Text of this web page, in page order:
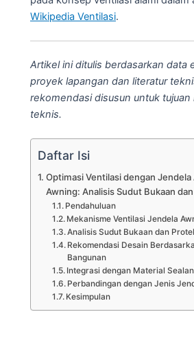
Wikipedia Ventilasi.
Artikel ini ditulis berdasarkan data
proyek lapangan dan literatur
rekomendasi disusun untuk
teknis.
Daftar Isi
Optimasi Ventilasi dengan Jendela
Awning: Analisis Sudut Bukaan
Pendahuluan
Mekanisme Ventilasi Jendela
Analisis Sudut Bukaan dan
Rekomendasi Desain
Bangunan
Integrasi dengan Material
Perbandingan dengan Jenis
Kesimpulan